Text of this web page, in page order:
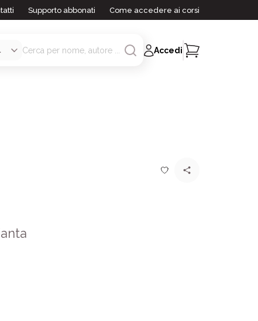
Supporto abbonati Come accedere ai corsi
Accedi